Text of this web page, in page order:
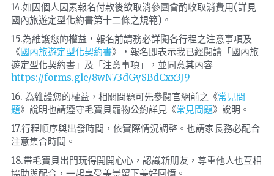
14.如因個人因素報名付款後欲取消參團會酌收取消費用(詳見
國內旅遊定型化約書第十二條之規範)。
15.為維護您的權益，報名前請務必詳閱各行程之注意事項及
《國內旅遊定型化契約書》，報名即表示我已經閱讀「國內旅
https://forms.gle/8wN73dGySBdCxx3J9
16. 為維護您的權益，相關問題可先參閱官網前之《常見問
題》說明也請遵守毛寶貝寵物公約詳見《常見問題》說明。
17.行程順序與出發時間，依實際情況調整。也請家長務必配合
注意集合時間。
18.帶毛寶貝出門玩得開開心心，認識新朋友，尊重他人也互相
協助與配合，一起享受美景留下美好回憶。